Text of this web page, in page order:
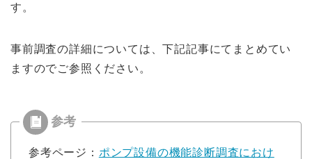
す。
事前調査の詳細については、下記記事にてまとめてい
ますのでご参照ください。
参考ページ： ポンプ設備の機能診断調査におけ